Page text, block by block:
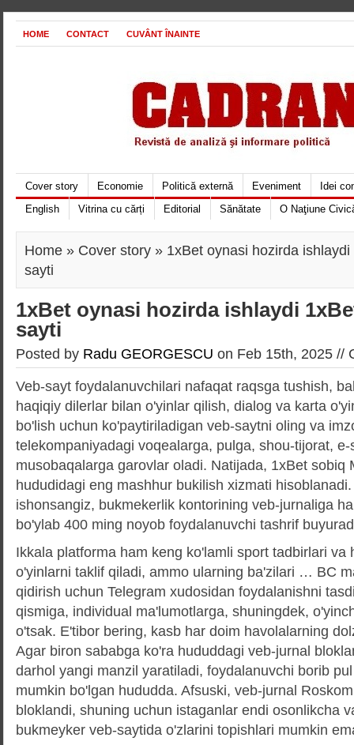
HOME CONTACT CUVÂNT ÎNAINTE
Cover story Economie Politică externă Eveniment
Idei
English
Vitrina cu cărți Editorial Sănătate O Naţiune
Home » Cover story » 1xBet oynasi hozirda
sayti
1xBet oynasi hozirda ishlaydi
sayti
Posted by Radu GEORGESCU on Feb 15th, 2025 //
Veb-sayt foydalanuvchilari nafaqat raqsga tushish,
haqiqiy dilerlar bilan o'yinlar qilish, dialog va karta
bo'lish uchun ko'paytiriladigan veb-saytni oling va
telekompaniyadagi voqealarga, pulga, shou-tijorat,
musobaqalarga garovlar oladi. Natijada, 1xBet sobiq
hududidagi eng mashhur bukilish xizmati
ishonsangiz, bukmekerlik kontorining veb-jurnaliga
bo'ylab 400 ming noyob foydalanuvchi tashrif
Ikkala platforma ham keng ko'lamli sport tadbirlari va
o'yinlarni taklif qiladi, ammo ularning ba'zilari … BC
qidirish uchun Telegram xudosidan foydalanishni
qismiga, individual ma'lumotlarga, shuningdek,
o'tsak. E'tibor bering, kasb har doim havolalarning
Agar biron sababga ko'ra hududdagi veb-jurnal
darhol yangi manzil yaratiladi, foydalanuvchi borib
mumkin bo'lgan hududda. Afsuski, veb-jurnal
bloklandi, shuning uchun istaganlar endi osonlikcha
bukmeyker veb-saytida o'zlarini topishlari mumkin